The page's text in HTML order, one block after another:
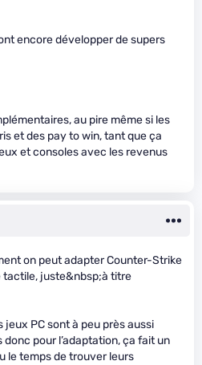
encore développer de supers
au pire même si les
et des pay to win, tant que ça
et consoles avec les revenus
on peut adapter Counter-Strike
juste&nbsp;à titre
jeux PC sont à peu près aussi
pour l’adaptation, ça fait un
le temps de trouver leurs